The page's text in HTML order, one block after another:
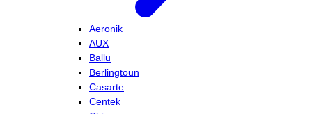
Aeronik
AUX
Ballu
Berlingtoun
Casarte
Centek